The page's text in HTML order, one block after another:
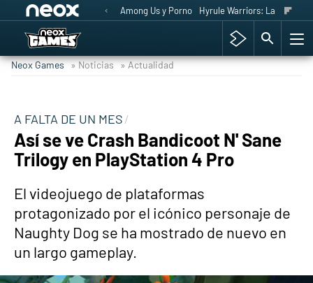
Among Us y Porno Hyrule Warriors: La Era del
Neox Games » Noticias » Actualidad
A FALTA DE UN MES
Así se ve Crash Bandicoot N' Sane
Trilogy en PlayStation 4 Pro
El videojuego de plataformas
protagonizado por el icónico personaje de
Naughty Dog se ha mostrado de nuevo en
un largo gameplay.